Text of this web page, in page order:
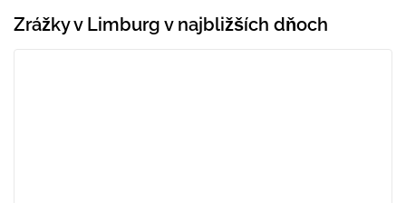
Zrážky v Limburg v najbližších dňoch